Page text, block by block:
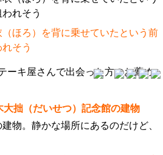
ほろ）を背に乗せていたという前
そう
ーキ屋さんで出会った方のお薦め
拙（だいせつ）記念館の建物